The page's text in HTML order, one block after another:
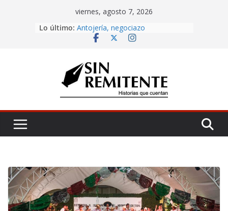
viernes, agosto 7, 2026
Lo último: Antojería, negociazo
¡Inicia Festival Cultural Ceiba 2026!
Amor eterno